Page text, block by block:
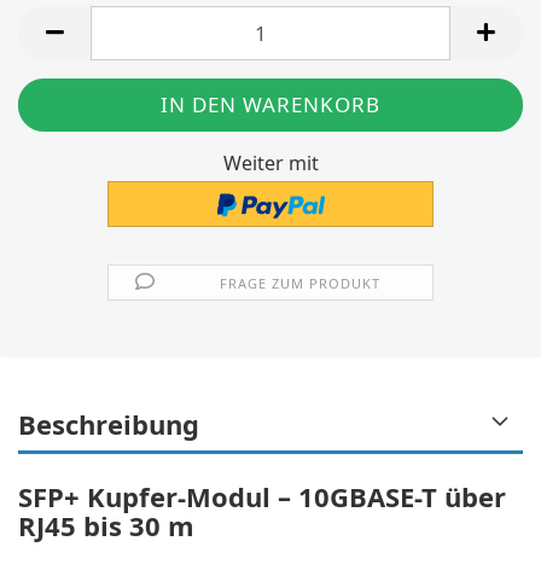
Weiter mit
FRAGE ZUM PRODUKT
Beschreibung
SFP+ Kupfer-Modul – 10GBASE-T über
RJ45 bis 30 m